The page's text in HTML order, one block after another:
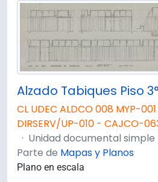
Alzado Tabiques Piso
CL UDEC ALDCO 008 MYP-
DIRSERV/UP-010 - CAJCO-
· Unidad documental simple
Parte de Mapas y Planos
Plano en escala